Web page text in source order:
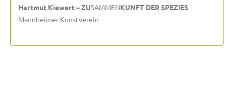
Hartmut Kiewert – ZUSAMMENKUNFT DER SPEZIES
Mannheimer Kunstverein